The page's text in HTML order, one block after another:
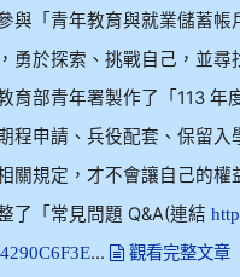
與「青年教育與就業儲蓄
勇於探索、挑戰自己，並
育部青年署製作了「113
程申請、兵役配套、保留
關規定，才不會讓自己的
了「常見問題 Q&A(連結
... 觀看完整文章